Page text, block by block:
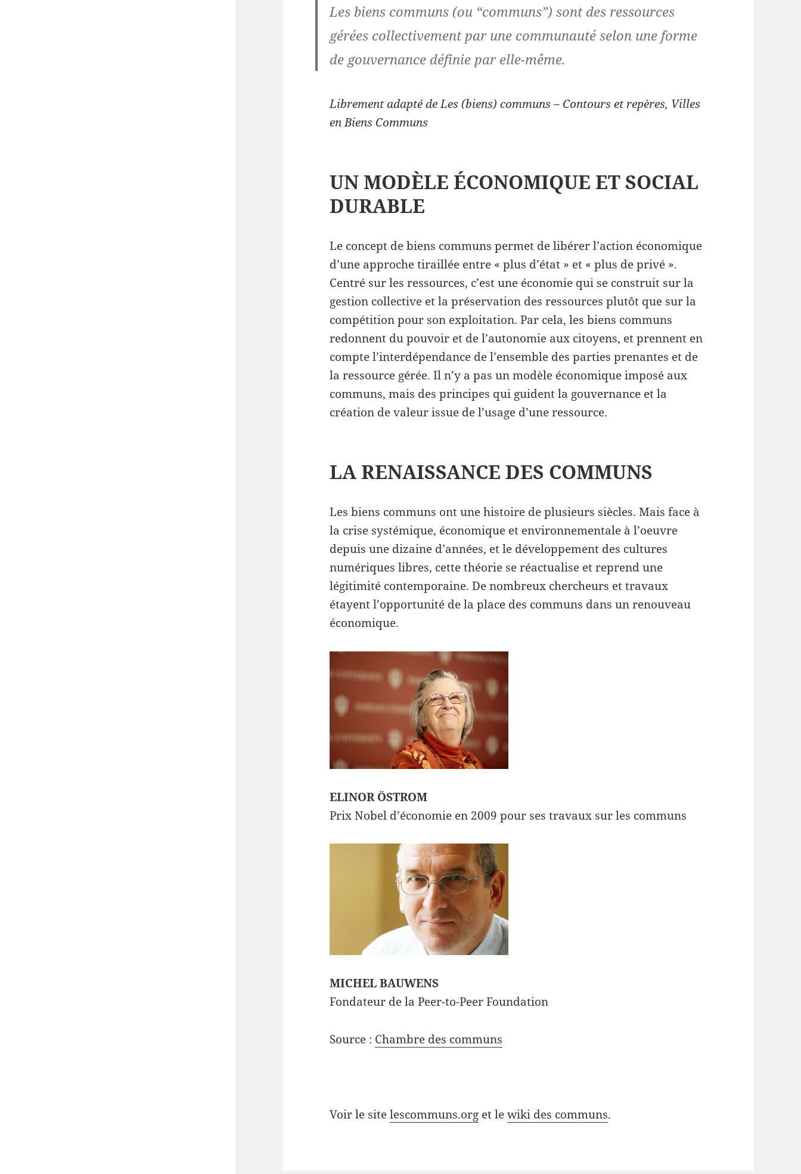
Les biens communs (ou “communs”) sont des ressources
gérées collectivement par une communauté selon une forme
de gouvernance définie par elle-même.
Librement adapté de Les (biens) communs – Contours et repères, Villes
en Biens Communs
UN MODÈLE ÉCONOMIQUE ET SOCIAL
DURABLE
Le concept de biens communs permet de libérer l’action économique
d’une approche tiraillée entre « plus d’état » et « plus de privé ».
Centré sur les ressources, c’est une économie qui se construit sur la
gestion collective et la préservation des ressources plutôt que sur la
compétition pour son exploitation. Par cela, les biens communs
redonnent du pouvoir et de l’autonomie aux citoyens, et prennent en
compte l’interdépendance de l’ensemble des parties prenantes et de
la ressource gérée. Il n’y a pas un modèle économique imposé aux
communs, mais des principes qui guident la gouvernance et la
création de valeur issue de l’usage d’une ressource.
LA RENAISSANCE DES COMMUNS
Les biens communs ont une histoire de plusieurs siècles. Mais face à
la crise systémique, économique et environnementale à l’oeuvre
depuis une dizaine d’années, et le développement des cultures
numériques libres, cette théorie se réactualise et reprend une
légitimité contemporaine. De nombreux chercheurs et travaux
étayent l’opportunité de la place des communs dans un renouveau
économique.
ELINOR ÖSTROM
Prix Nobel d’économie en 2009 pour ses travaux sur les communs
MICHEL BAUWENS
Fondateur de la Peer-to-Peer Foundation
Source : Chambre des communs
Voir le sitelescommuns.org et lewiki des communs.